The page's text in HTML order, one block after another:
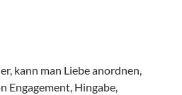
kann man Liebe anordnen,
Engagement, Hingabe,